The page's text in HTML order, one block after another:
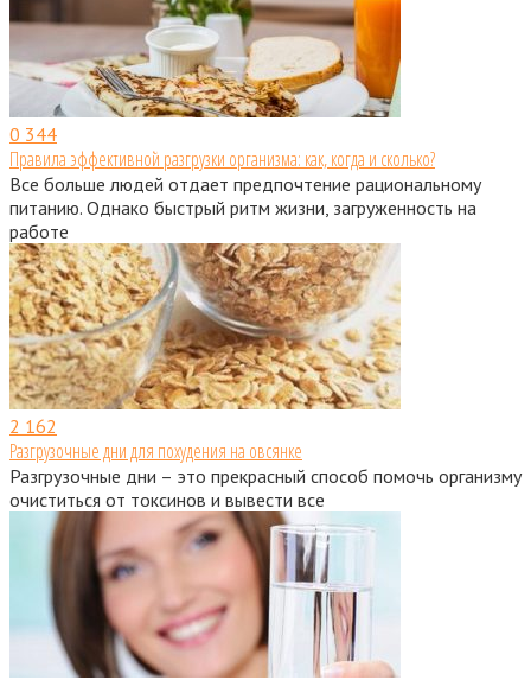
0 344
Правила эффективной разгрузки организма: как, когда и сколько?
Все больше людей отдает предпочтение рациональному
питанию. Однако быстрый ритм жизни, загруженность на
работе
2 162
Разгрузочные дни для похудения на овсянке
Разгрузочные дни – это прекрасный способ помочь организму
очиститься от токсинов и вывести все